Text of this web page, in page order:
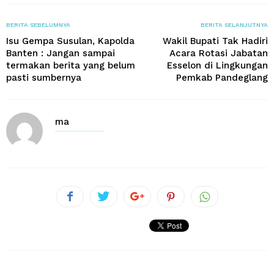
BERITA SEBELUMNYA
Isu Gempa Susulan, Kapolda
Banten : Jangan sampai
termakan berita yang belum
pasti sumbernya
BERITA SELANJUTNYA
Wakil Bupati Tak Hadiri
Acara Rotasi Jabatan
Esselon di Lingkungan
Pemkab Pandeglang
ma